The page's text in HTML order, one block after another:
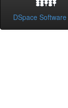
DSpace Software